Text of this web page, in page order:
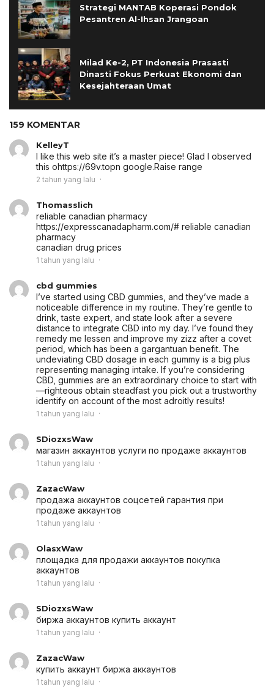
Strategi MANTAB Koperasi Pondok
Pesantren Al-Ihsan Jrangoan
Milad Ke-2, PT Indonesia Prasasti
Dinasti Fokus Perkuat Ekonomi dan
Kesejahteraan Umat
159 KOMENTAR
KelleyT
I like this web site it’s a master piece! Glad I observed
this ohttps://69v.topn google.Raise range
2 tahun yang lalu
Thomasslich
reliable canadian pharmacy
https://expresscanadapharm.com/# reliable canadian
pharmacy
canadian drug prices
1 tahun yang lalu
cbd gummies
I’ve started using CBD gummies, and they’ve made a
noticeable difference in my routine. They’re gentle to
drink, taste expert, and state look after a severe
distance to integrate CBD into my day. I’ve found they
remedy me lessen and improve my zizz after a covet
period, which has been a gargantuan benefit. The
undeviating CBD dosage in each gummy is a big plus
representing managing intake. If you’re considering
CBD, gummies are an extraordinary choice to start with
—righteous obtain steadfast you pick out a trustworthy
identify on account of the most adroitly results!
1 tahun yang lalu
SDiozxsWaw
магазин аккаунтов услуги по продаже аккаунтов
1 tahun yang lalu
ZazacWaw
продажа аккаунтов соцсетей гарантия при
продаже аккаунтов
1 tahun yang lalu
OlasxWaw
площадка для продажи аккаунтов покупка
аккаунтов
1 tahun yang lalu
SDiozxsWaw
биржа аккаунтов купить аккаунт
1 tahun yang lalu
ZazacWaw
купить аккаунт биржа аккаунтов
1 tahun yang lalu